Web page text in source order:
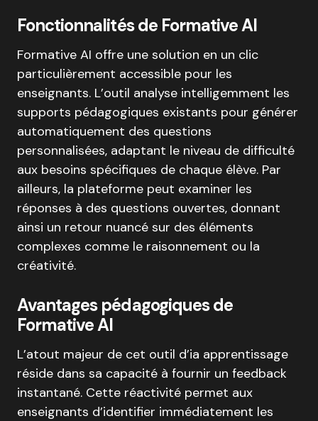
Fonctionnalités de Formative AI
Formative AI offre une solution en un clic
particulièrement accessible pour les
enseignants. L’outil analyse intelligemment les
supports pédagogiques existants pour générer
automatiquement des questions
personnalisées, adaptant le niveau de difficulté
aux besoins spécifiques de chaque élève. Par
ailleurs, la plateforme peut examiner les
réponses à des questions ouvertes, donnant
ainsi un retour nuancé sur des éléments
complexes comme le raisonnement ou la
créativité.
Avantages pédagogiques de
Formative AI
L’atout majeur de cet outil d’ia apprentissage
réside dans sa capacité à fournir un feedback
instantané. Cette réactivité permet aux
enseignants d’identifier immédiatement les